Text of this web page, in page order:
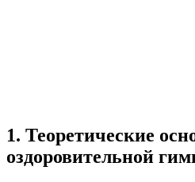
1. Теоретические
оздоровительной